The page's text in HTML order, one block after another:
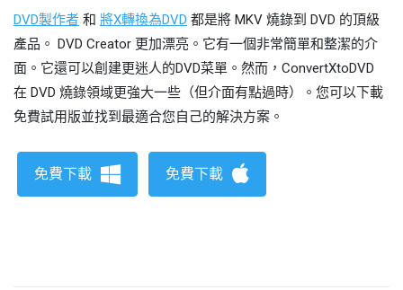
DVD製作者 和 將X轉換為DVD 都是將 MKV 燒錄到 DVD 的頂級
產品。 DVD Creator 更加漂亮。它有一個非常簡單和整潔的介
面。它還可以創建更迷人的DVD菜單。然而，ConvertXtoDVD
在 DVD 燒錄領域更強大一些（但介面有點過時）。您可以下載
免費試用版並找到最適合您自己的解決方案。
免費下載 免費下載